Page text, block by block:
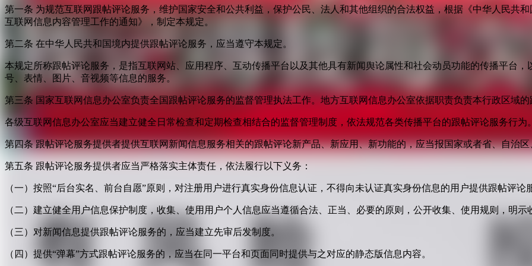
第一条 为规范互联网跟帖评论服务，维护国家安全和公共利益，保护公民、法人和其他组织的合法权益，根据《中华人民共
互联网信息内容管理工作的通知》，制定本规定。
第二条 在中华人民共和国境内提供跟帖评论服务，应当遵守本规定。
本规定所称跟帖评论服务，是指互联网站、应用程序、互动传播平台以及其他具有新闻舆论属性和社会动员功能的传播平台
号、表情、图片、音视频等信息的服务。
第三条 国家互联网信息办公室负责全国跟帖评论服务的监督管理执法工作。地方互联网信息办公室依据职责负责本行政区域
各级互联网信息办公室应当建立健全日常检查和定期检查相结合的监督管理制度，依法规范各类传播平台的跟帖评论服务行为
第四条 跟帖评论服务提供者提供互联网新闻信息服务相关的跟帖评论新产品、新应用、新功能的，应当报国家或者省、自治
第五条 跟帖评论服务提供者应当严格落实主体责任，依法履行以下义务：
（一）按照“后台实名、前台自愿”原则，对注册用户进行真实身份信息认证，不得向未认证真实身份信息的用户提供跟帖评论
（二）建立健全用户信息保护制度，收集、使用用户个人信息应当遵循合法、正当、必要的原则，公开收集、使用规则，明
（三）对新闻信息提供跟帖评论服务的，应当建立先审后发制度。
（四）提供“弹幕”方式跟帖评论服务的，应当在同一平台和页面同时提供与之对应的静态版信息内容。